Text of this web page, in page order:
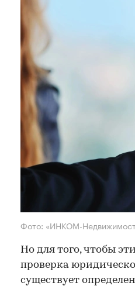
Фото: «ИНКОМ-
Но для того, чтобы
проверка
существует